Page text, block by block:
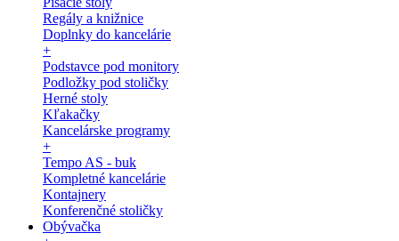
Regály a knižnice
Doplnky do kancelárie
+
Podstavce pod monitory
Podložky pod stoličky
Herné stoly
Kľakačky
Kancelárske programy
+
Tempo AS - buk
Kompletné kancelárie
Kontajnery
Konferenčné stoličky
Obývačka